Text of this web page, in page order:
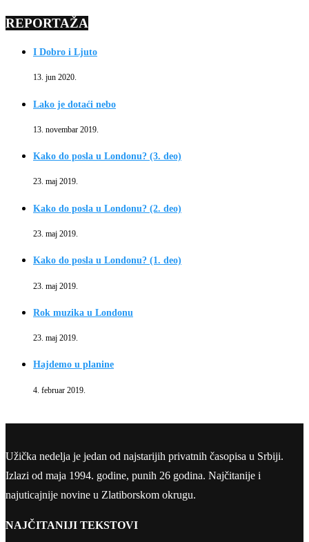
REPORTAŽA
I Dobro i Ljuto
13. jun 2020.
Lako je dotaći nebo
13. novembar 2019.
Kako do posla u Londonu? (3. deo)
23. maj 2019.
Kako do posla u Londonu? (2. deo)
23. maj 2019.
Kako do posla u Londonu? (1. deo)
23. maj 2019.
Rok muzika u Londonu
23. maj 2019.
Hajdemo u planine
4. februar 2019.
Užička nedelja je jedan od najstarijih privatnih časopisa u Srbiji.
Izlazi od maja 1994. godine, punih 26 godina. Najčitanije i
najuticajnije novine u Zlatiborskom okrugu.
NAJČITANIJI TEKSTOVI